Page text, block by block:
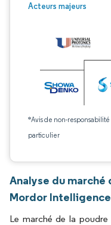
Acteurs majeurs
*Avis de non-responsabilité
particulier
Analyse du marché
Mordor Intelligence
Le marché de la